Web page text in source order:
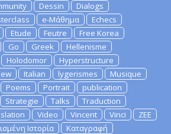
Dessin
Dialogs
e-Μάθημα
Echecs
Etude Feutre
Free Korea
Go Greek
Hellenisme
Holodomor
Hyperstructure
Italian lygerismes
Musique
Poems Portrait
publication
Strategie Talks
Traduction
Video Vincent Vinci
ZEE
Ιστορία Καταγραφή